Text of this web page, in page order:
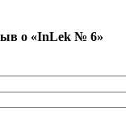
о «InLek № 6»